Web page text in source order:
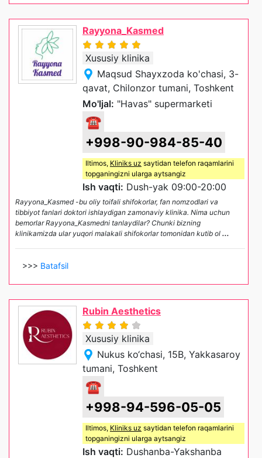
Rayyona_Kasmed
Xususiy klinika
Maqsud Shayxzoda ko'chasi, 3-
qavat, Chilonzor tumani, Toshkent
Mo'ljal: "Havas" supermarketi
☎
+998-90-984-85-40
Iltimos, Kliniks uz saytidan telefon raqamlarini
topganingizni ularga aytsangiz
Ish vaqti: Dush-yak 09:00-20:00
Rayyona_Kasmed -bu oliy toifali shifokorlar, fan nomzodlari va
tibbiyot fanlari doktori ishlaydigan zamonaviy klinika. Nima uchun
bemorlar Rayyona_Kasmedni tanlaydilar? Chunki bizning
klinikamizda ular yuqori malakali shifokorlar tomonidan kutib ol ...
>>> Batafsil
Rubin Aesthetics
Xususiy klinika
Nukus ko‘chasi, 15B, Yakkasaroy
tumani, Toshkent
☎
+998-94-596-05-05
Iltimos, Kliniks uz saytidan telefon raqamlarini
topganingizni ularga aytsangiz
Ish vaqti: Dushanba-Yakshanba